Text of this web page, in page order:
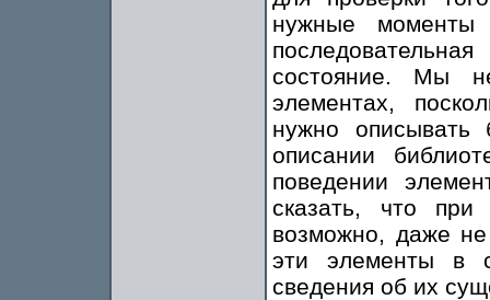
нужные моменты
состояние. Мы
элементах,
нужно описывать
описании
поведении
сказать, что
возможно, даже не
эти элементы в
сведения об их